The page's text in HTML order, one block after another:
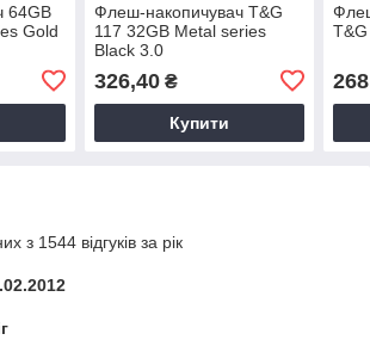
64GB
Gold
Флеш-накопичувач T&G
117 32GB Metal series
Black 3.0
326,40₴
Купити
з 1544 відгуків за рік